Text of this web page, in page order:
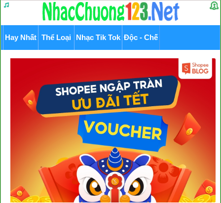
Hay Nhất Thể Loại Nhạc Tik Tok Độc - Chế